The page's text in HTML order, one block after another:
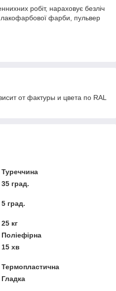
робіт, нараховує безліч
лакофарбової фарби, пульвер
от фактуры и цвета по RAL
Туреччина
35 град.
5 град.
25 кг
Поліефірна
15 хв
Термопластична
Гладка